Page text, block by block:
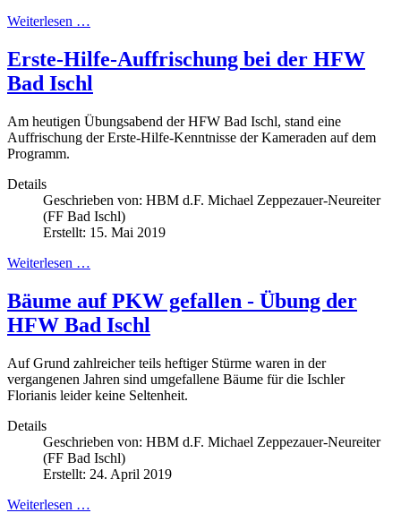
Weiterlesen …
Erste-Hilfe-Auffrischung bei der HFW
Bad Ischl
Am heutigen Übungsabend der HFW Bad Ischl, stand eine
Auffrischung der Erste-Hilfe-Kenntnisse der Kameraden auf dem
Programm.
Details
Geschrieben von: HBM d.F. Michael Zeppezauer-Neureiter
(FF Bad Ischl)
Erstellt: 15. Mai 2019
Weiterlesen …
Bäume auf PKW gefallen - Übung der
HFW Bad Ischl
Auf Grund zahlreicher teils heftiger Stürme waren in der
vergangenen Jahren sind umgefallene Bäume für die Ischler
Florianis leider keine Seltenheit.
Details
Geschrieben von: HBM d.F. Michael Zeppezauer-Neureiter
(FF Bad Ischl)
Erstellt: 24. April 2019
Weiterlesen …